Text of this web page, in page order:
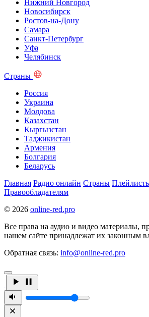
Нижний Новгород
Новосибирск
Ростов-на-Дону
Самара
Санкт-Петербург
Уфа
Челябинск
Страны
Россия
Украина
Молдова
Казахстан
Кыргызстан
Таджикистан
Армения
Болгария
Беларусь
Главная Радио онлайн Страны
Правообладателям
© 2026 online-red.pro
Все права на аудио и видео материалы,
нашем сайте принадлежат их законным
Обратная связь: info@online-red.pro